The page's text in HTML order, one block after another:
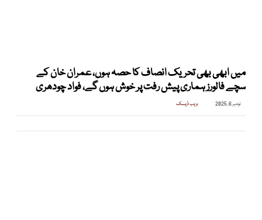
میں ابھی بھی تحریک انصاف کا حصہ ہوں، عمران خان کے
سچے فالورز ہماری پیش رفت پر خوش ہوں گے، فواد چودھری
نومبر 6, 2025 ویب ڈیسک